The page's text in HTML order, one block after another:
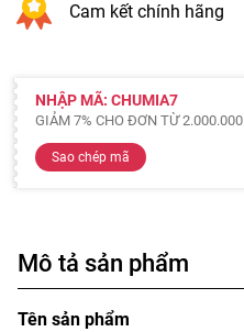
Cam kết chính hãng
NHẬP MÃ: CHUMIA7
GIẢM 7% CHO ĐƠN TỪ 2.000.000
Sao chép mã
Mô tả sản phẩm
Tên sản phẩm